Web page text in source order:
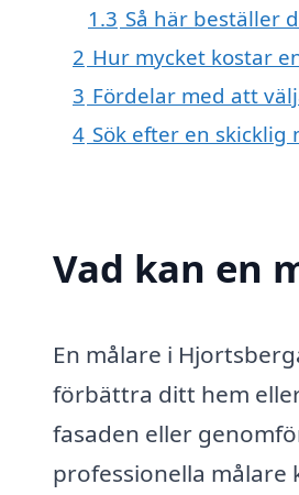
1.3 Så här beställer
2 Hur mycket kostar
3 Fördelar med att
4 Sök efter en
Vad kan en
En målare i
förbättra ditt hem
fasaden eller
professionella målare